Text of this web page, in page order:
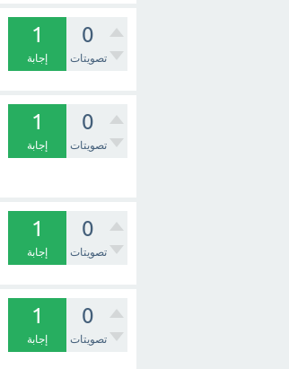
0
تصويتات
1
إجابة
0
تصويتات
1
إجابة
0
تصويتات
1
إجابة
0
تصويتات
1
إجابة